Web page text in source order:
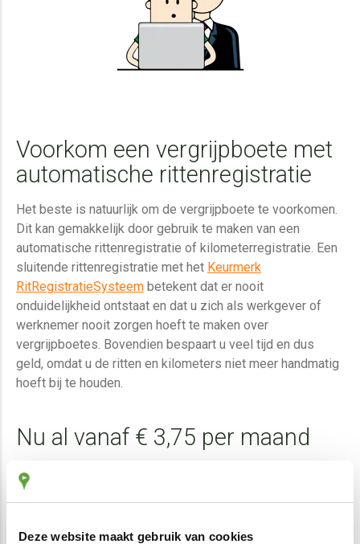
Deze website maakt gebruik van cookies
Voorkom een vergrijpboete met
automatische rittenregistratie
Het beste is natuurlijk om de vergrijpboete te voorkomen.
Dit kan gemakkelijk door gebruik te maken van een
automatische rittenregistratie of kilometerregistratie. Een
sluitende rittenregistratie met het Keurmerk
RitRegistratieSysteem betekent dat er nooit
onduidelijkheid ontstaat en dat u zich als werkgever of
werknemer nooit zorgen hoeft te maken over
vergrijpboetes. Bovendien bespaart u veel tijd en dus
geld, omdat u de ritten en kilometers niet meer handmatig
hoeft bij te houden.
Nu al vanaf € 3,75 per maand
De automatische rittenregistratie van RouteVision is er al
vanaf € 3,75 per maand. Een van onze installateurs komt
kastje. Deze black box registreert automatisch alle ritten